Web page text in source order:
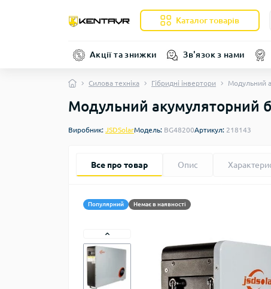
Каталог товарів
Акції та знижки Зв'язок з нами
Силова техніка Гібридні інвертори Модульний
Модульний акумуляторний
Виробник: JSDSolarМодель: BG48200Артикул: 218143
Все про товар Опис
Популярний Немає в наявності